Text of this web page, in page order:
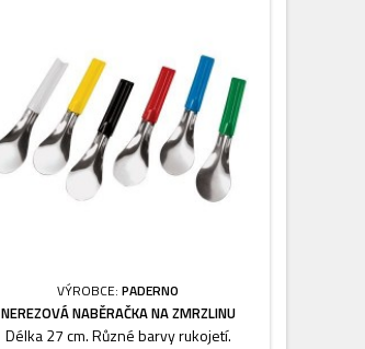
VÝROBCE:PADERNO
NEREZOVÁ NABĚRAČKA NA ZMRZLINU
Délka 27 cm. Různé barvy rukojetí.